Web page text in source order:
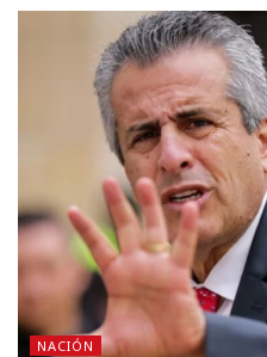
NACIÓN